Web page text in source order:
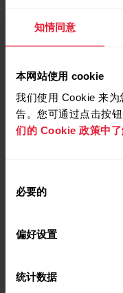
知情同意
本网站使用 cookie
我们使用 Cookie 来
告。您可通过点击按
们的 Cookie 政策中
必要的
偏好设置
统计数据
式。
为节省电
持续亮起
灯会自动
法设置为
况下，
恢复为
的情况